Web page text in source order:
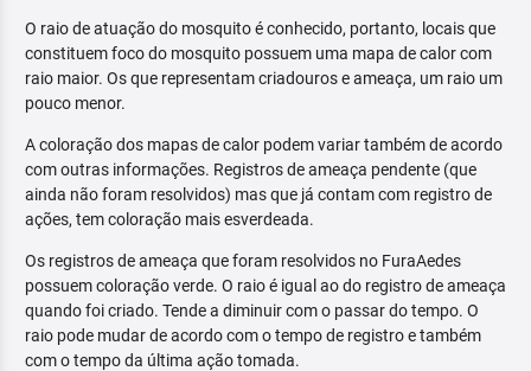
O raio de atuação do mosquito é conhecido, portanto, locais que
constituem foco do mosquito possuem uma mapa de calor com
raio maior. Os que representam criadouros e ameaça, um raio um
pouco menor.
A coloração dos mapas de calor podem variar também de acordo
com outras informações. Registros de ameaça pendente (que
ainda não foram resolvidos) mas que já contam com registro de
ações, tem coloração mais esverdeada.
Os registros de ameaça que foram resolvidos no FuraAedes
possuem coloração verde. O raio é igual ao do registro de ameaça
quando foi criado. Tende a diminuir com o passar do tempo. O
raio pode mudar de acordo com o tempo de registro e também
com o tempo da última ação tomada.